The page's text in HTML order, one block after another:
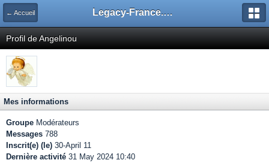
← Accueil Legacy-France.org - Forum
Profil de Angelinou
Mes informations
Groupe Modérateurs
Messages 788
Inscrit(e) (le) 30-April 11
Dernière activité 31 May 2024 10:40